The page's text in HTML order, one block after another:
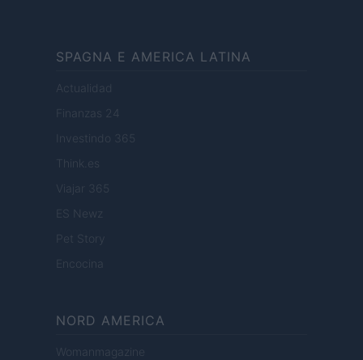
SPAGNA E AMERICA LATINA
Actualidad
Finanzas 24
Investindo 365
Think.es
Viajar 365
ES Newz
Pet Story
Encocina
NORD AMERICA
Womanmagazine